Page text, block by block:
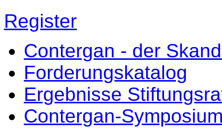
Register
Contergan - der
Forderungskatalog
Ergebnisse
Contergan-